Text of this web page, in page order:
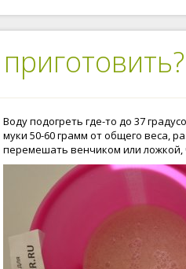
Воду подогреть где-то до 37
муки 50-60 грамм от общего веса,
перемешать венчиком или